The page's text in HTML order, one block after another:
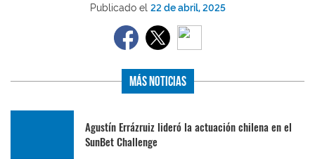
Publicado el 22 de abril, 2025
Más Noticias
Agustín Errázruiz lideró la actuación chilena en el
SunBet Challenge